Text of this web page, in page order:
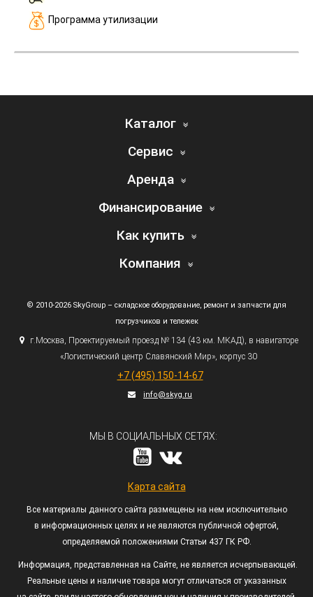
Программа утилизации
Каталог
Сервис
Аренда
Финансирование
Как купить
Компания
© 2010-2026 SkyGroup – складское оборудование, ремонт и запчасти для
погрузчиков и тележек
г. Москва, Проектируемый проезд № 134 (43км. МКАД), в навигаторе
«Логистический центр Славянский Мир», корпус 30
+7 (495) 150-14-67
info@skyg.ru
МЫ В СОЦИАЛЬНЫХ СЕТЯХ:
Карта сайта
Все материалы данного сайта размещены на нем исключительно
в информационных целях и не являются публичной офертой,
определяемой положениями Статьи 437 ГК РФ.
Информация, представленная на Сайте, не является исчерпывающей.
Реальные цены и наличие товара могут отличаться от указанных